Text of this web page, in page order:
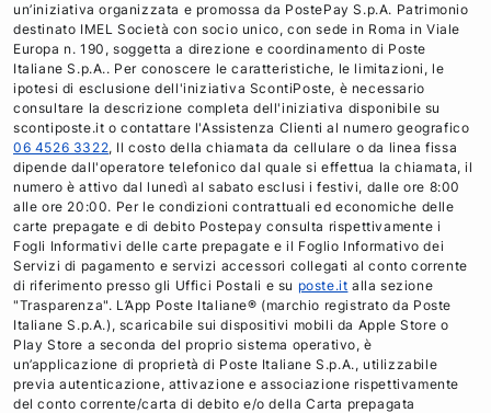
un’iniziativa organizzata e promossa da PostePay S.p.A. Patrimonio
destinato IMEL Società con socio unico, con sede in Roma in Viale
Europa n. 190, soggetta a direzione e coordinamento di Poste
Italiane S.p.A.. Per conoscere le caratteristiche, le limitazioni, le
ipotesi di esclusione dell'iniziativa ScontiPoste, è necessario
consultare la descrizione completa dell'iniziativa disponibile su
scontiposte.it o contattare l'Assistenza Clienti al numero geografico
06 4526 3322, Il costo della chiamata da cellulare o da linea fissa
dipende dall'operatore telefonico dal quale si effettua la chiamata, il
numero è attivo dal lunedì al sabato esclusi i festivi, dalle ore 8:00
alle ore 20:00. Per le condizioni contrattuali ed economiche delle
carte prepagate e di debito Postepay consulta rispettivamente i
Fogli Informativi delle carte prepagate e il Foglio Informativo dei
Servizi di pagamento e servizi accessori collegati al conto corrente
di riferimento presso gli Uffici Postali e su poste.it alla sezione
"Trasparenza". L’App Poste Italiane® (marchio registrato da Poste
Italiane S.p.A.), scaricabile sui dispositivi mobili da Apple Store o
Play Store a seconda del proprio sistema operativo, è
un’applicazione di proprietà di Poste Italiane S.p.A., utilizzabile
previa autenticazione, attivazione e associazione rispettivamente
del conto corrente/carta di debito e/o della Carta prepagata